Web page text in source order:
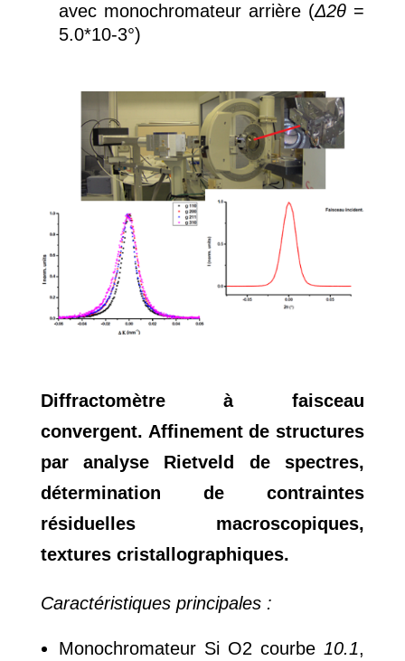
avec monochromateur arrière (Δ2θ =
5.0*10-3°)
Diffractomètre à faisceau
convergent. Affinement de structures
par analyse Rietveld de spectres,
détermination de contraintes
résiduelles macroscopiques,
textures cristallographiques.
Caractéristiques principales :
Monochromateur Si O2 courbe10.1,